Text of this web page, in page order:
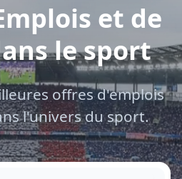
et de
le sport
offres d'emplois
l'univers du sport.